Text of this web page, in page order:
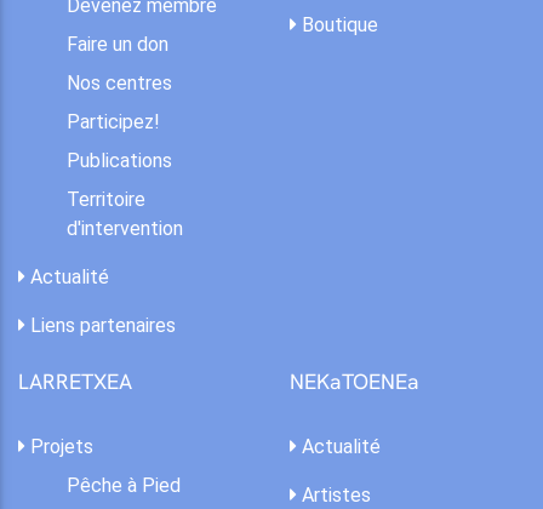
Devenez membre
Faire un don
Nos centres
Participez!
Publications
Territoire
d'intervention
Actualité
Liens partenaires
Boutique
LARRETXEA
Projets
Pêche à Pied
NEKaTOENEa
Actualité
Artistes